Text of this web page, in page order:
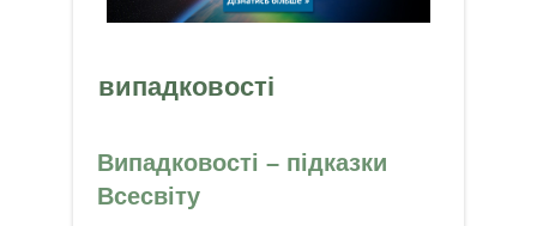
випадковості
Випадковості – підказки
Всесвіту